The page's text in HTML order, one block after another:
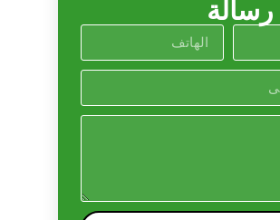
رسالة